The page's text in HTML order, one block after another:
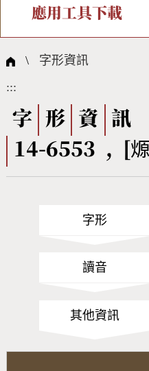
中文碼介紹
國際字碼相關組織
複合查詢
筆畫查詢
筆順序查詢
CNS查詢
新字申請處理流程
字形即時顯示
全字庫授權
應用工具下載
個人電腦造字處理工
字形下載
問題集
熱門查詢統計
\ 字形資訊
:::
字 形 資
訊
14-6553 , [
字形
讀音
其他資訊